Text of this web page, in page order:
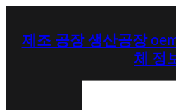
제조 공장 생산공장
체 정